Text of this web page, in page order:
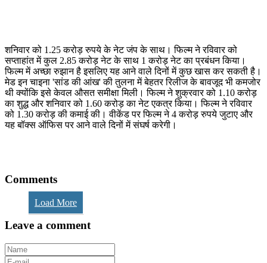
शनिवार को 1.25 करोड़ रुपये के नेट जंप के साथ। फिल्म ने रविवार को
सप्ताहांत में कुल 2.85 करोड़ नेट के साथ 1 करोड़ नेट का प्रबंधन किया।
फिल्म में अच्छा रुझान है इसलिए यह आने वाले दिनों में कुछ खास कर सकती है।
मेड इन चाइना 'सांड की आंख' की तुलना में बेहतर रिलीज के बावजूद भी कमजोर
थी क्योंकि इसे केवल औसत समीक्षा मिली। फिल्म ने शुक्रवार को 1.10 करोड़
का शुद्ध और शनिवार को 1.60 करोड़ का नेट एकत्र किया। फिल्म ने रविवार
को 1.30 करोड़ की कमाई की। वीकेंड पर फिल्म ने 4 करोड़ रुपये जुटाए और
यह बॉक्स ऑफिस पर आने वाले दिनों में संघर्ष करेगी।
Comments
Load More
Leave a comment